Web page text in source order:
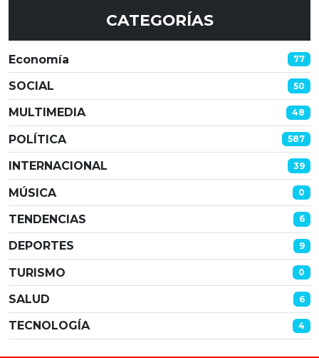
CATEGORÍAS
Economía 77
SOCIAL 50
MULTIMEDIA 48
POLÍTICA 587
INTERNACIONAL 39
MÚSICA 0
TENDENCIAS 6
DEPORTES 9
TURISMO 0
SALUD 6
TECNOLOGÍA 4